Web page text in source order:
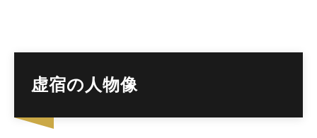
虚宿の人物像